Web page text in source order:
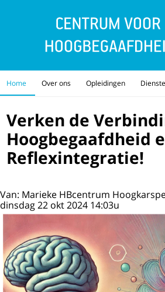
Home Over ons Opleidingen
Verken de
Hoogbegaafdheid
Reflexintegratie!
Van: Marieke HBcentrum
dinsdag 22 okt 2024 14:03u